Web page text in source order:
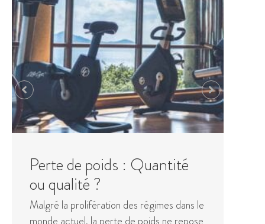
Maintenir la perte de poids
Voici un aperçu des règles d'alimentation
saine que nous suivons à Kamalaya.